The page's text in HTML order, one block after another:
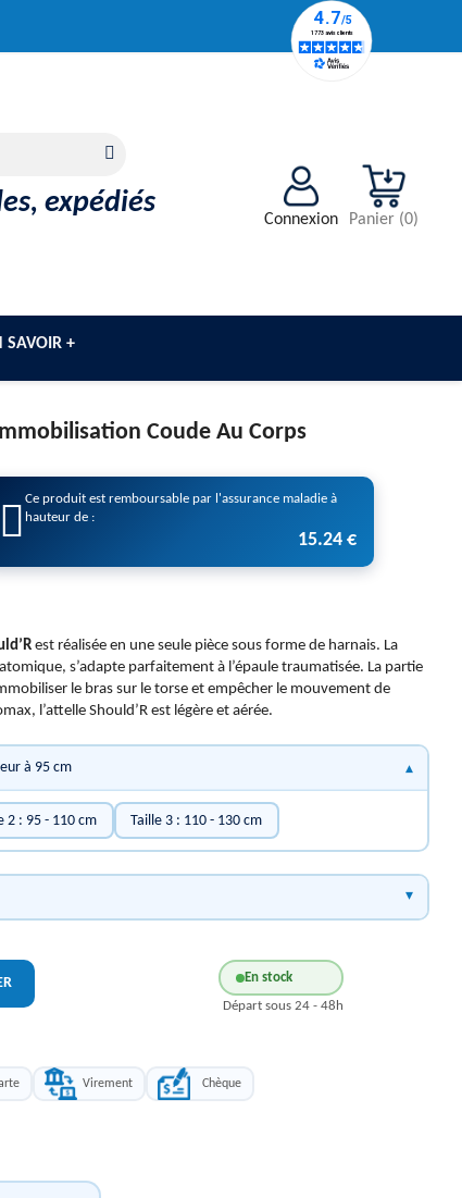
expédiés
Connexion Panier (0)
SAVOIR +
Coude Au Corps
Ce produit est remboursable par l'assurance maladie à
hauteur de :
15.24 €
est réalisée en une seule pièce sous forme de harnais. La
s’adapte parfaitement à l’épaule traumatisée. La partie
le bras sur le torse et empêcher le mouvement de
l’attelle Should’R est légère et aérée.
à 95 cm
2 : 95 - 110 cm Taille 3 : 110 - 130 cm
En stock
Départ sous 24 - 48h
Virement Chèque